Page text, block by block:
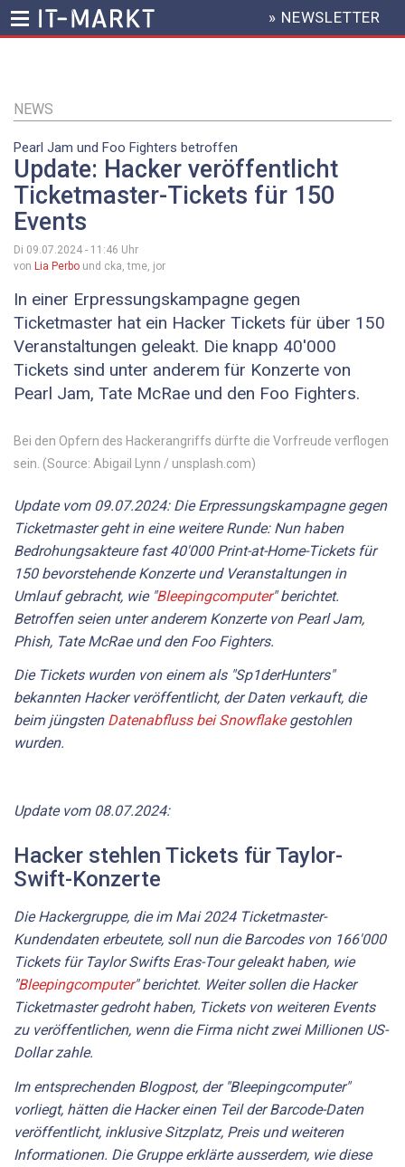
Inhalt
HEADER
MENU
» NEWSLETTER
NEWS
Pearl Jam und Foo Fighters betroffen
Update: Hacker veröffentlicht
Ticketmaster-Tickets für 150
Events
Di 09.07.2024 - 11:46 Uhr
von Lia Perbo und cka, tme, jor
In einer Erpressungskampagne gegen
Ticketmaster hat ein Hacker Tickets für über 150
Veranstaltungen geleakt. Die knapp 40'000
Tickets sind unter anderem für Konzerte von
Pearl Jam, Tate McRae und den Foo Fighters.
Bei den Opfern des Hackerangriffs dürfte die Vorfreude verflogen
sein. (Source: Abigail Lynn / unsplash.com)
Update vom 09.07.2024: Die Erpressungskampagne gegen
Ticketmaster geht in eine weitere Runde: Nun haben
Bedrohungsakteure fast 40'000 Print-at-Home-Tickets für
150 bevorstehende Konzerte und Veranstaltungen in
Umlauf gebracht, wie "Bleepingcomputer" berichtet.
Betroffen seien unter anderem Konzerte von Pearl Jam,
Phish, Tate McRae und den Foo Fighters.
Die Tickets wurden von einem als "Sp1derHunters"
bekannten Hacker veröffentlicht, der Daten verkauft, die
beim jüngsten Datenabfluss bei Snowflakegestohlen
wurden.
Update vom 08.07.2024:
Hacker stehlen Tickets für Taylor-
Swift-Konzerte
Die Hackergruppe, die im Mai 2024 Ticketmaster-
Kundendaten erbeutete, soll nun die Barcodes von 166'000
Tickets für Taylor Swifts Eras-Tour geleakt haben, wie
"Bleepingcomputer" berichtet. Weiter sollen die Hacker
Ticketmaster gedroht haben, Tickets von weiteren Events
zu veröffentlichen, wenn die Firma nicht zwei Millionen US-
Dollar zahle.
Im entsprechenden Blogpost, der "Bleepingcomputer"
vorliegt, hätten die Hacker einen Teil der Barcode-Daten
veröffentlicht, inklusive Sitzplatz, Preis und weiteren
Informationen. Die Gruppe erklärte ausserdem, wie diese